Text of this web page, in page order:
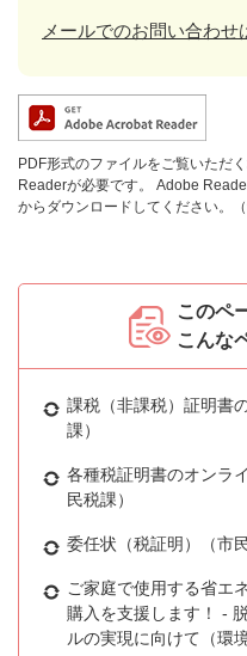
メールでのお問い合わせ
PDF形式のファイルをご覧いただ
Readerが必要です。
Adobe
からダウンロードしてください。（
このペ
こんな
課税（非課税）証明書
課）
各種税証明書のオンラ
民税課）
委任状（税証明）（市民
ご家庭で使用する省エ
購入を支援します！ -
ルの実現に向けて（環